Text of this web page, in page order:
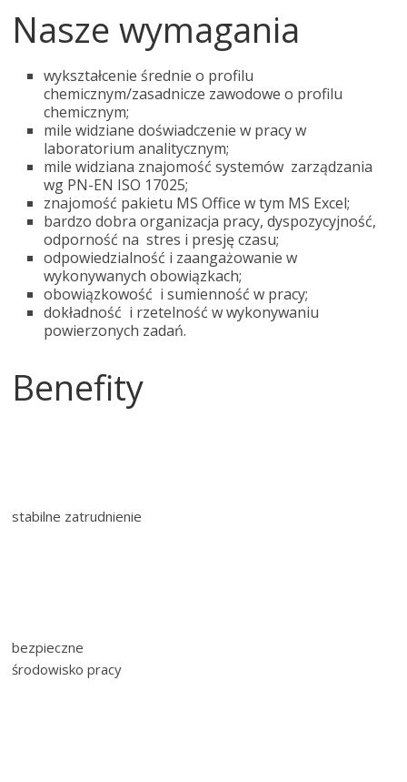
Nasze wymagania
wykształcenie średnie o profilu
chemicznym/zasadnicze zawodowe o profilu
chemicznym;
​mile widziane doświadczenie w pracy w
laboratorium analitycznym;
mile widziana znajomość systemów zarządzania
wg PN-EN ISO 17025;
znajomość pakietu MS Office w tym MS Excel;
bardzo dobra organizacja pracy, dyspozycyjność,
odporność na stres i presję czasu;
odpowiedzialność i zaangażowanie w
wykonywanych obowiązkach;
obowiązkowość i sumienność w pracy;
dokładność i rzetelność w wykonywaniu
powierzonych zadań.
Benefity
stabilne zatrudnienie
bezpieczne
środowisko pracy